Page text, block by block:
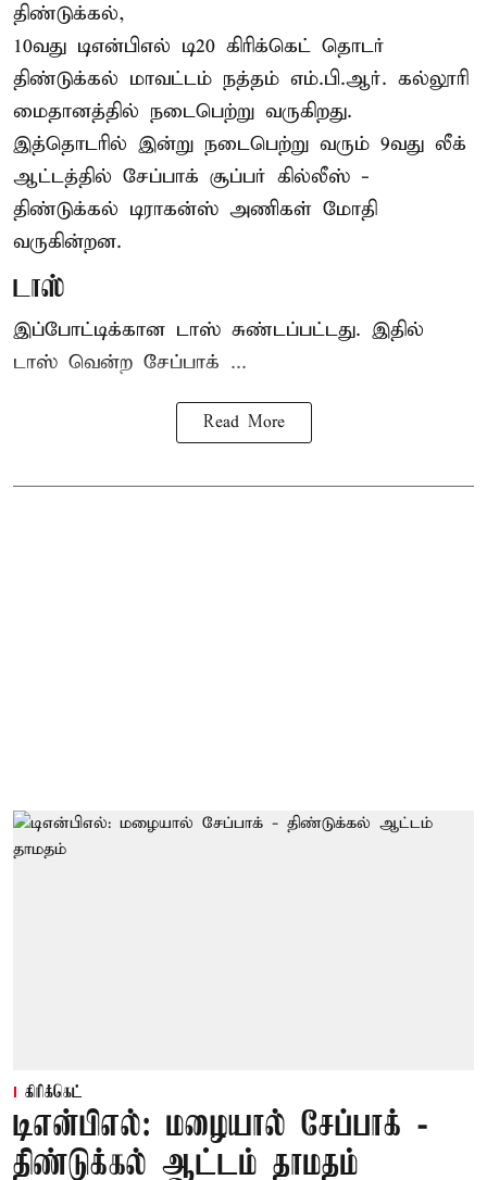
திண்டுக்கல்,
10வது டிஎன்பிஎல் டி20 கிரிக்கெட் தொடர்
திண்டுக்கல் மாவட்டம் நத்தம் எம்.பி.ஆர். கல்லூரி
மைதானத்தில் நடைபெற்று வருகிறது.
இத்தொடரில் இன்று நடைபெற்று வரும் 9வது லீக்
ஆட்டத்தில் சேப்பாக் சூப்பர் கில்லீஸ் -
திண்டுக்கல் டிராகன்ஸ் அணிகள் மோதி
வருகின்றன.
டாஸ்
இப்போட்டிக்கான டாஸ் சுண்டப்பட்டது. இதில்
டாஸ் வென்ற சேப்பாக் ...
Read More
கிரிக்கெட்
டிஎன்பிஎல்: மழையால் சேப்பாக் -
திண்டுக்கல் ஆட்டம் தாமதம்